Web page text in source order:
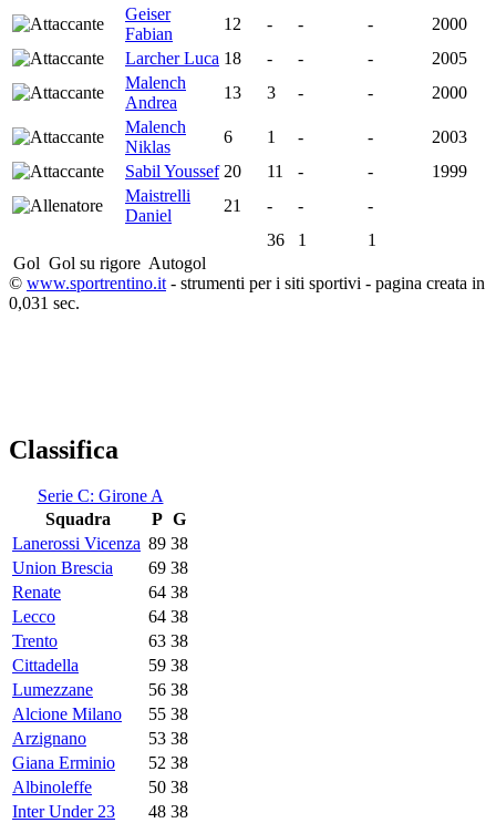
Geiser
Fabian
12 - - -
2000
Larcher Luca 18 - - -
2005
Malench
Andrea
13 3 - -
2000
Malench
Niklas
6 1 - -
2003
Sabil Youssef 20 11 - -
1999
Maistrelli
Daniel
21 - -
-
36
1
1
Gol Gol su rigore Autogol
© www.sportrentino.it - strumenti per i siti sportivi - pagina creata in
0,031 sec.
Classifica
Serie C: Girone A
Squadra
P G
Lanerossi Vicenza 89 38
Union Brescia
69 38
Renate
64 38
Lecco
64 38
Trento
63 38
Cittadella
59 38
Lumezzane
56 38
Alcione Milano
55 38
Arzignano
53 38
Giana Erminio
52 38
Albinoleffe
50 38
Inter Under 23
48 38